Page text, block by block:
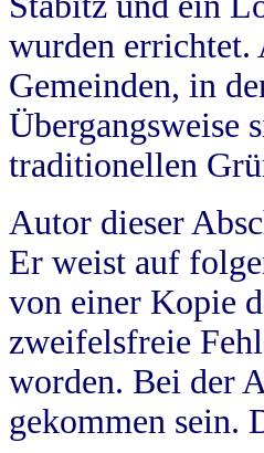
wurden errichtet.
Gemeinden, in
Übergangsweise
traditionellen
Autor dieser
Er weist auf
von einer Kopie
zweifelsfreie
worden. Bei der
gekommen sein.